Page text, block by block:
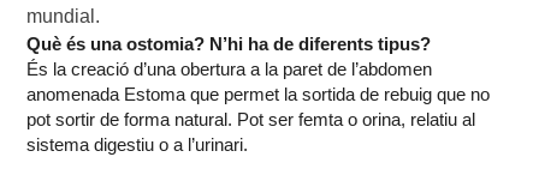
mundial.
Què és una ostomia? N’hi ha de diferents tipus?
És la creació d’una obertura a la paret de l’abdomen
anomenada Estoma que permet la sortida de rebuig que no
pot sortir de forma natural. Pot ser femta o orina, relatiu al
sistema digestiu o a l’urinari.